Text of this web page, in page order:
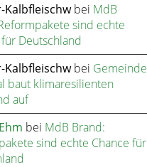
Kalbfleischwbei MdB
sind echte
Deutschland
Kalbfleischwbei Gemeinde
baut klimaresilienten
auf
bei MdB Brand:
sind echte Chance für